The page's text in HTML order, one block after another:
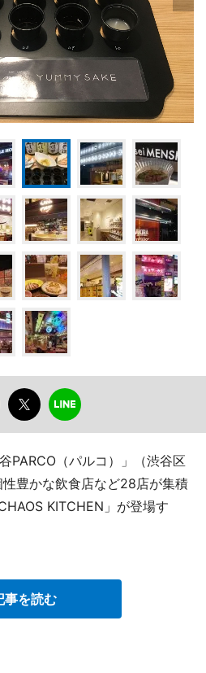
PARCO（パルコ）」（渋谷区
豊かな飲食店など28店が集積
KITCHEN」が登場す
事を読む